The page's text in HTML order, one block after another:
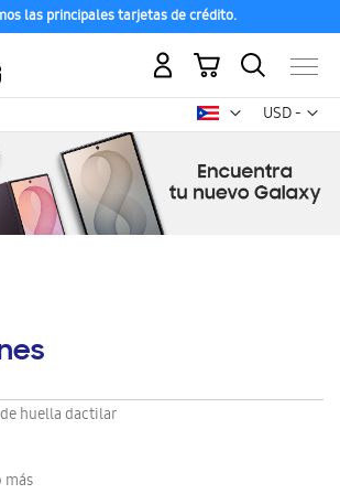
las principales tarjetas de crédito.
USD -
dólar
Mi carrito
huella dactilar
más